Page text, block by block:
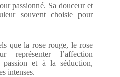
passionné. Sa douceur et
souvent choisie pour
que la rose rouge, le rose
représenter l’affection
et à la séduction,
intenses.